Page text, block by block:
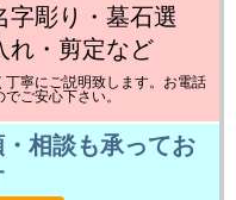
字彫り・墓石選
れ・剪定など
寧にご説明致します。お電話
ご安心下さい。
相談も承ってお